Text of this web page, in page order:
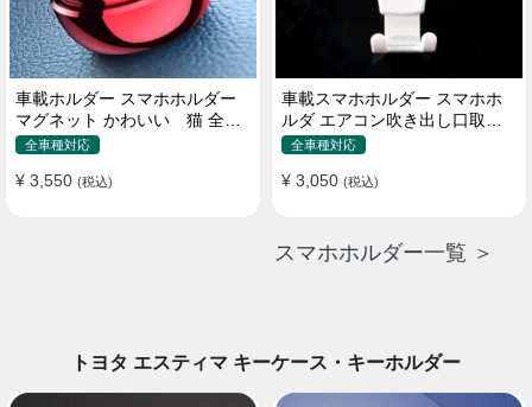
車載ホルダー スマホホルダー
マグネット かわいい 猫 全機
種 片手操作
全車種対応
¥ 3,550 (税込)
車載スマホホルダー スマホホ
ルダ エアコン吹き出し口取り
付け 全機種 可愛い アニメ
全車種対応
¥ 3,050 (税込)
スマホホルダー一覧 ＞
トヨタ エスティマ キーケース・キーホルダー